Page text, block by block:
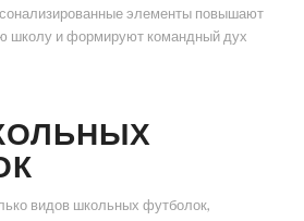
элементы повышают
школу и формируют командный дух
видов школьных футболок,